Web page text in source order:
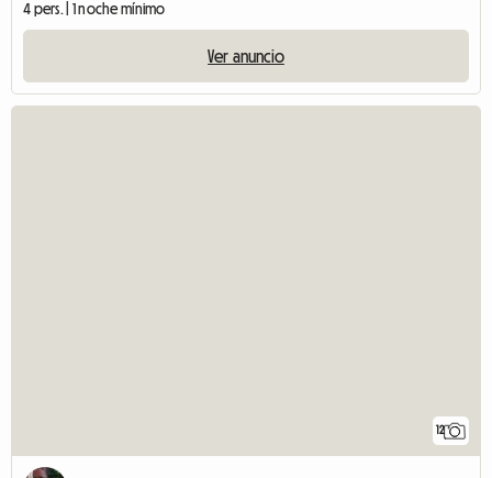
4 pers. | 1 noche mínimo
Ver anuncio
12